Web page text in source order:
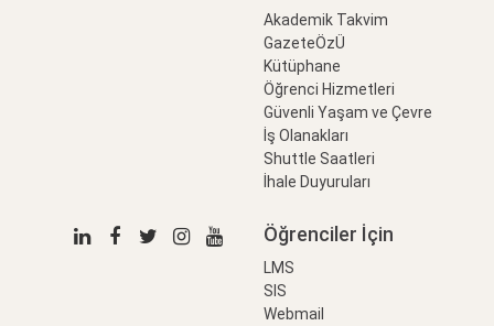
Akademik Takvim
GazeteÖzÜ
Kütüphane
Öğrenci Hizmetleri
Güvenli Yaşam ve Çevre
İş Olanakları
Shuttle Saatleri
İhale Duyuruları
Öğrenciler İçin
LMS
SIS
Webmail